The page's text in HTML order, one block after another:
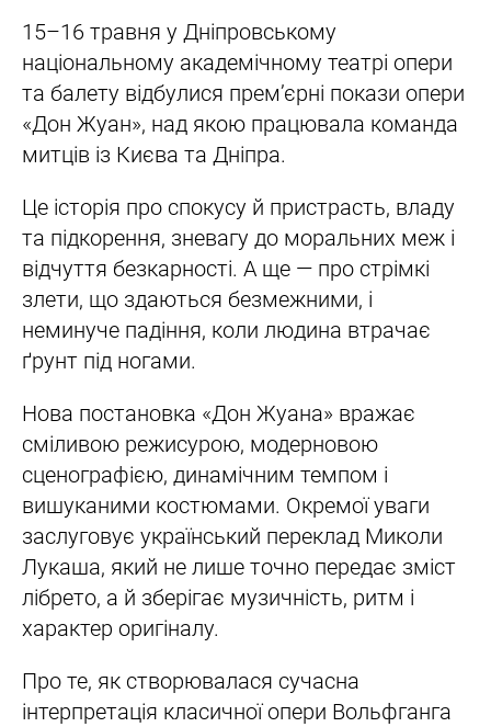
15–16 травня у Дніпровському
національному академічному театрі опери
та балету відбулися прем’єрні покази опери
«Дон Жуан», над якою працювала команда
митців із Києва та Дніпра.
Це історія про спокусу й пристрасть, владу
та підкорення, зневагу до моральних меж і
відчуття безкарності. А ще — про стрімкі
злети, що здаються безмежними, і
неминуче падіння, коли людина втрачає
ґрунт під ногами.
Нова постановка «Дон Жуана» вражає
сміливою режисурою, модерновою
сценографією, динамічним темпом і
вишуканими костюмами. Окремої уваги
заслуговує український переклад Миколи
Лукаша, який не лише точно передає зміст
лібрето, а й зберігає музичність, ритм і
характер оригіналу.
Про те, як створювалася сучасна
інтерпретація класичної опери Вольфганга